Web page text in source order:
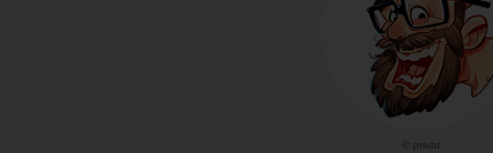
© privat